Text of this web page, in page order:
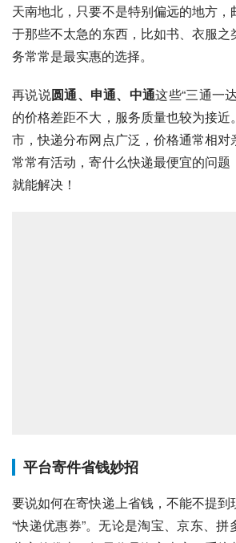
天南地北，只要不是特别偏远的地方
于那些不太急的东西，比如书、衣服之
务常常是最实惠的选择。
再说说圆通、申通、中通这些“三通一
的价格差距不大，服务质量也较为接
市，快递分布网点广泛，价格通常相对
常常有活动，寄什么快递最便宜的问题
就能解决！
平台寄件省钱妙招
要说如何在寄快递上省钱，不能不提到
“快递优惠券”。无论是淘宝、京东、